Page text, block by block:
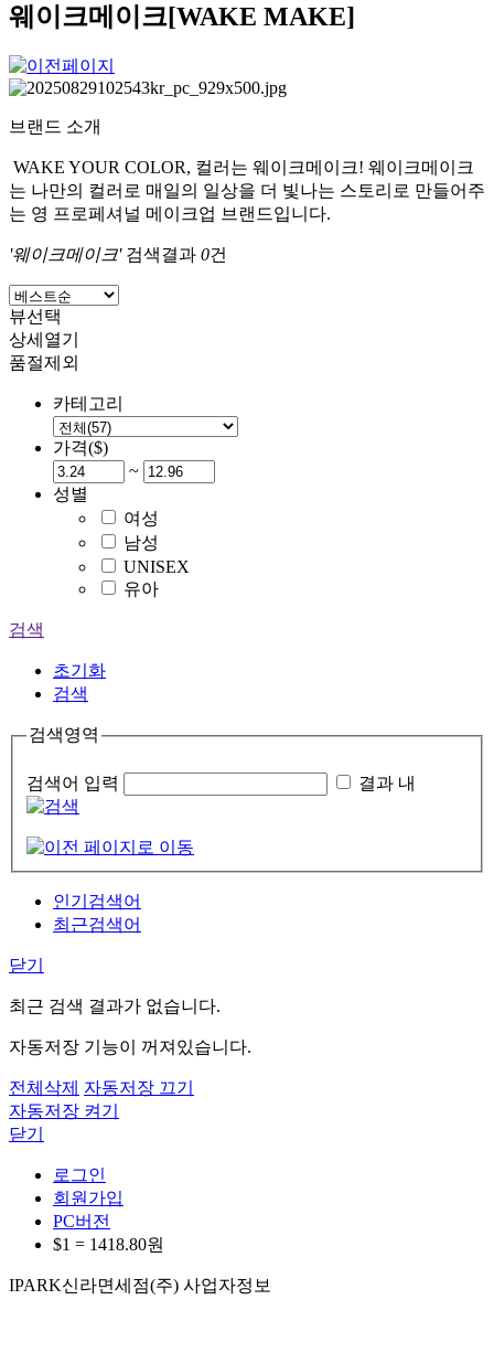
웨이크메이크[WAKE MAKE]
브랜드 소개
WAKE YOUR COLOR, 컬러는 웨이크메이크! 웨이크메이크
는 나만의 컬러로 매일의 일상을 더 빛나는 스토리로 만들어주
는 영 프로페셔널 메이크업 브랜드입니다.
'웨이크메이크'검색결과 0건
뷰선택
상세열기
품절제외
카테고리
가격($)
~
성별
여성
남성
UNISEX
유아
검색
초기화
검색
검색영역
검색어 입력 결과 내
인기검색어
최근검색어
닫기
최근 검색 결과가 없습니다.
자동저장 기능이 꺼져있습니다.
전체삭제 자동저장 끄기
자동저장 켜기
닫기
로그인
회원가입
PC버전
$1 = 1418.80원
IPARK신라면세점(주) 사업자정보